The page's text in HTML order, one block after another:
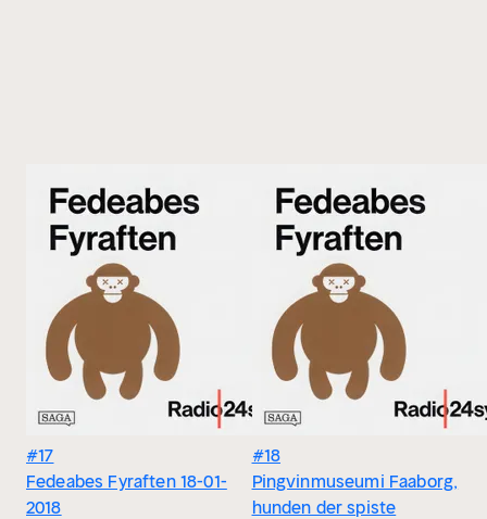
#17
Fedeabes Fyraften 18-01-
2018
#18
Pingvinmuseumi Faaborg,
hunden der spiste